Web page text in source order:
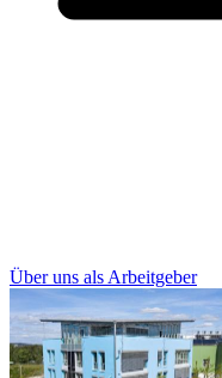
Über uns als Arbeitgeber